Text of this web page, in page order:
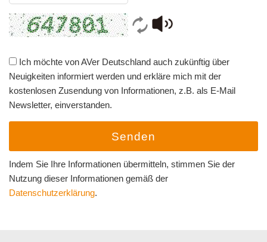
Ich möchte von AVer Deutschland auch zukünftig über
Neuigkeiten informiert werden und erkläre mich mit der
kostenlosen Zusendung von Informationen, z.B. als E-Mail
Newsletter, einverstanden.
Senden
Indem Sie Ihre Informationen übermitteln, stimmen Sie der
Nutzung dieser Informationen gemäß der
Datenschutzerklärung.